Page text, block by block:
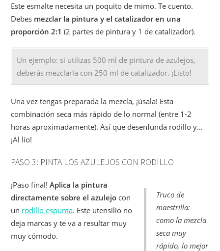
Este esmalte necesita un poquito de mimo. Te cuento.
Debes mezclar la pintura y el catalizador en una
proporción 2:1 (2 partes de pintura y 1 de catalizador).
Un ejemplo: si utilizas 500 ml de pintura de azulejos,
deberás mezclarla con 250 ml de catalizador. ¡Listo!
Una vez tengas preparada la mezcla, ¡úsala! Esta
combinación seca más rápido de lo normal (entre 1-2
horas aproximadamente). Así que desenfunda rodillo y…
¡Al lío!
PASO 3: PINTA LOS AZULEJOS CON RODILLO
Truco de
maestrilla:
como la mezcla
seca muy
rápido, lo mejor
¡Paso final!Aplica la pintura
directamente sobre el azulejo con
un rodillo espuma. Este utensilio no
deja marcas y te va a resultar muy
muy cómodo.